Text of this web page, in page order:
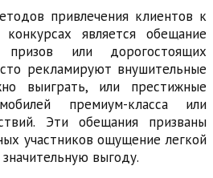
привлечения клиентов к
является обещание
или дорогостоящих
рекламируют внушительные
выиграть, или престижные
премиум-класса или
Эти обещания призваны
участников ощущение легкой
выгоду.